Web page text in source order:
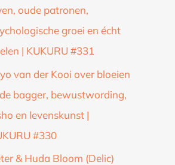
oude patronen,
groei en écht
| KUKURU #331
van der Kooi over bloeien
bagger, bewustwording,
en levenskunst |
#330
& Huda Bloom (Delic)